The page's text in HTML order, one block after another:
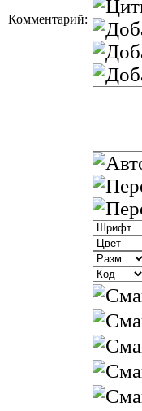
Комментарий: